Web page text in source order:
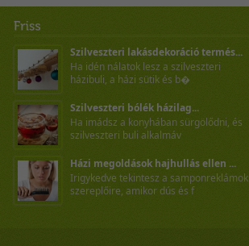
Szilveszteri lakásdekoráció termés...
Ha idén nálatok lesz a szilveszteri
házibuli, a házi sütik és b�
Szilveszteri bólék házilag...
Ha imádsz a konyhában sürgölődni, és
szilveszteri buli alkalmáv
Házi megoldások hajhullás ellen ...
Irigykedve tekintesz a samponreklámok
szereplőire, amikor dús és f